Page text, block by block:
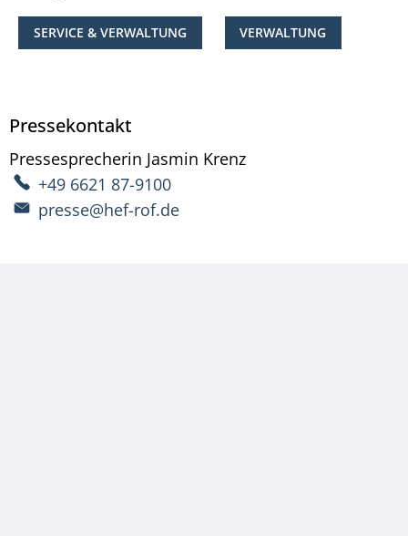
SERVICE & VERWALTUNG VERWALTUNG
Pressekontakt
Pressesprecherin Jasmin Krenz
+49 6621 87-9100
presse@hef-rof.de